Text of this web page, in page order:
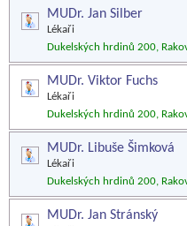
MUDr. Jan Silber
Lékaři
Dukelských hrdinů 200,
MUDr. Viktor Fuchs
Lékaři
Dukelských hrdinů 200,
MUDr. Libuše Šimková
Lékaři
Dukelských hrdinů 200,
MUDr. Jan Stránský